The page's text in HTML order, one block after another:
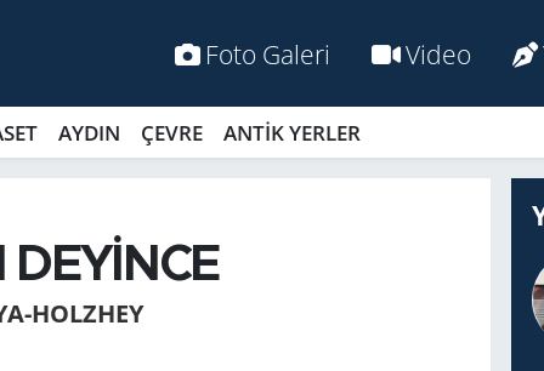
Foto Galeri Video
AYDIN ÇEVRE ANTİK YERLER
DEYİNCE
HOLZHEY